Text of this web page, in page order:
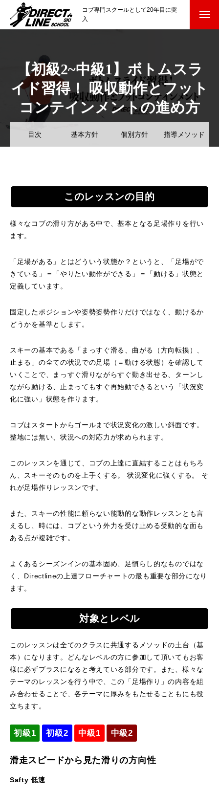
コブ専門スクールとして20年目に突
入
コンセプトと開催スキー場
参加までの流れ
レッスン料金
参加費のお支払い
スキー場から選ぶ Ski Area
鷲ヶ岳＆高鷲スノーパーク
宮城山形
岩手高原
白馬五竜FA
初級1
初級2
PV
インストラクター募集
コブレッスン参加のお客様の声 Review
よくある質問
レッスン内容について
レッスン周辺に関して
お申し込みについて
動画で学ぶ
【初級2~中級1】ボトムスラ
イド習得！ 吸収動作とフット
コンテインメントの進め方
目次 基本方針 個別方針 指導メソッド
このレッスンの目的
様々なコブの滑り方がある中で、基本となる足場作りを行い
ます。
「足場がある」とはどういう状態か？というと、「足場がで
きている」＝「やりたい動作ができる」＝「動ける」状態と
定義しています。
固定したポジションや姿勢姿勢作りだけではなく、動けるか
どうかを基準とします。
スキーの基本である「まっすぐ滑る、曲がる（方向転換）、
止まる」の全ての状況での足場（＝動ける状態）を確認して
いくことで、まっすぐ滑りながらすぐ動き出せる、ターンし
ながら動ける、止まってもすぐ再始動できるという「状況変
化に強い」状態を作ります。
コブはスタートからゴールまで状況変化の激しい斜面です。
整地には無い、状況への対応力が求められます。
このレッスンを通じて、コブの上達に直結することはもちろ
ん、スキーそのものを上手くする。 状況変化に強くする。 そ
れが足場作りレッスンです。
また、スキーの性能に頼らない能動的な動作レッスンとも言
えるし、時には、コブという外力を受け止める受動的な面も
ある点が複雑です。
よくあるシーズンインの基本固め、足慣らし的なものではな
く、Directlineの上達フローチャートの最も重要な部分になり
ます。
対象とレベル
このレッスンは全てのクラスに共通するメソッドの土台（基
本）になります。どんなレベルの方に参加して頂いてもお客
様に必ずプラスになると考えている部分です。また、様々な
テーマのレッスンを行う中で、この「足場作り」の内容を組
み合わせることで、各テーマに厚みをもたせることもにも役
立ちます。
初級1 初級2 中級1 中級2
滑走スピードから見た滑りの方向性
Safty 低速